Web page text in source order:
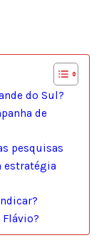
do Sul?
de
pesquisas
estratégia